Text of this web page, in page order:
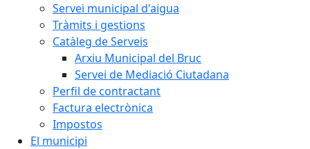
Servei municipal d'aigua
Tràmits i gestions
Catàleg de Serveis
Arxiu Municipal del Bruc
Servei de Mediació Ciutadana
Perfil de contractant
Factura electrònica
Impostos
El municipi